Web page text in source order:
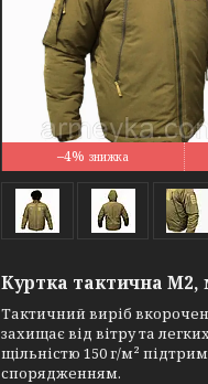
–4%
Куртка тактична М2,
Тактичний виріб
захищає від вітру та
щільністю 150 г/м²
спорядженням.